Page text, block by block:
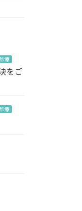
療
をご
療